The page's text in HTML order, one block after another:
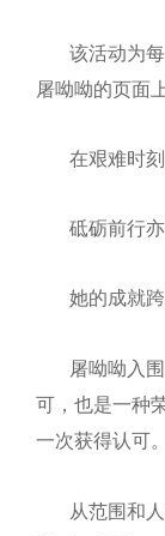
该活动为
屠呦呦的页面
在艰难时
砥砺前行
她的成就跨
屠呦呦入围
可，也是一种
一次获得认可。
从范围和